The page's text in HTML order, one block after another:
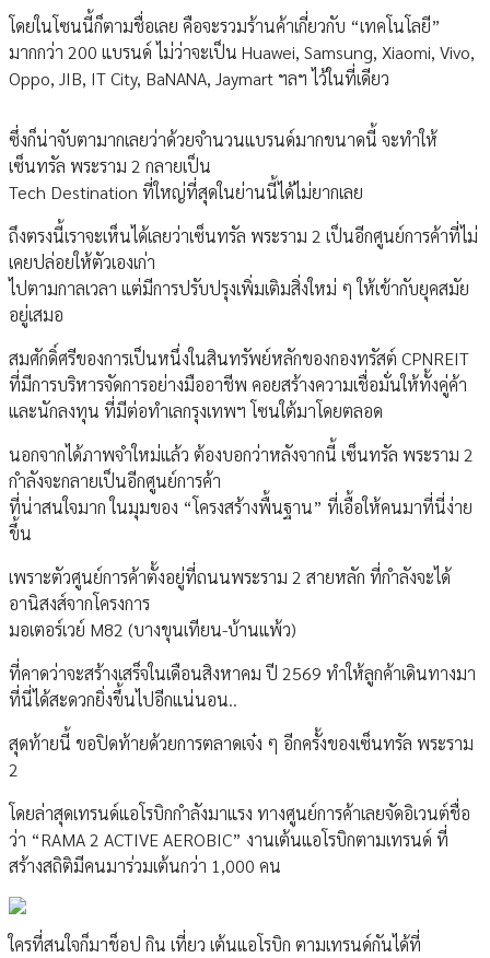
โดยในโซนนี้ก็ตามชื่อเลย คือจะรวมร้านค้าเกี่ยวกับ “เทคโนโลยี”
มากกว่า 200 แบรนด์ ไม่ว่าจะเป็น Huawei, Samsung, Xiaomi, Vivo,
Oppo, JIB, IT City, BaNANA, Jaymart ฯลฯ ไว้ในที่เดียว
ซึ่งก็น่าจับตามากเลยว่าด้วยจำนวนแบรนด์มากขนาดนี้ จะทำให้
เซ็นทรัล พระราม 2 กลายเป็น
Tech Destination ที่ใหญ่ที่สุดในย่านนี้ได้ไม่ยากเลย
ถึงตรงนี้เราจะเห็นได้เลยว่าเซ็นทรัล พระราม 2 เป็นอีกศูนย์การค้าที่ไม่
เคยปล่อยให้ตัวเองเก่า
ไปตามกาลเวลา แต่มีการปรับปรุงเพิ่มเติมสิ่งใหม่ ๆ ให้เข้ากับยุคสมัย
อยู่เสมอ
สมศักดิ์ศรีของการเป็นหนึ่งในสินทรัพย์หลักของกองทรัสต์ CPNREIT
ที่มีการบริหารจัดการอย่างมืออาชีพ คอยสร้างความเชื่อมั่นให้ทั้งคู่ค้า
และนักลงทุน ที่มีต่อทำเลกรุงเทพฯ โซนใต้มาโดยตลอด
นอกจากได้ภาพจำใหม่แล้ว ต้องบอกว่าหลังจากนี้ เซ็นทรัล พระราม 2
กำลังจะกลายเป็นอีกศูนย์การค้า
ที่น่าสนใจมาก ในมุมของ “โครงสร้างพื้นฐาน” ที่เอื้อให้คนมาที่นี่ง่าย
ขึ้น
เพราะตัวศูนย์การค้าตั้งอยู่ที่ถนนพระราม 2 สายหลัก ที่กำลังจะได้
อานิสงส์จากโครงการ
มอเตอร์เวย์ M82 (บางขุนเทียน-บ้านแพ้ว)
ที่คาดว่าจะสร้างเสร็จในเดือนสิงหาคม ปี 2569 ทำให้ลูกค้าเดินทางมา
ที่นี่ได้สะดวกยิ่งขึ้นไปอีกแน่นอน..
สุดท้ายนี้ ขอปิดท้ายด้วยการตลาดเจ๋ง ๆ อีกครั้งของเซ็นทรัล พระราม
2
โดยล่าสุดเทรนด์แอโรบิกกำลังมาแรง ทางศูนย์การค้าเลยจัดอิเวนต์ชื่อ
ว่า “RAMA 2 ACTIVE AEROBIC” งานเต้นแอโรบิกตามเทรนด์ ที่
สร้างสถิติมีคนมาร่วมเต้นกว่า 1,000 คน
ใครที่สนใจก็มาช็อป กิน เที่ยว เต้นแอโรบิก ตามเทรนด์กันได้ที่